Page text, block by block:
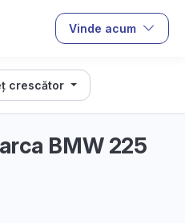
Vinde acum
crescător
BMW 225